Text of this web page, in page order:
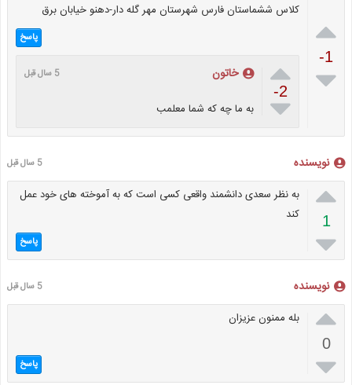

-1

کلاس ششماستان فارس شهرستان مهر گله دار-دهنو خیابان برق
پاسخ

-2

خاتون 5 سال قبل
به ما چه که شما معلمب
نویسنده 5 سال قبل

1

به نظر سعدی دانشمند واقعی کسی است که به آموخته های خود عمل
کند
پاسخ
نویسنده 5 سال قبل

0

بله ممنون عزیزان
پاسخ